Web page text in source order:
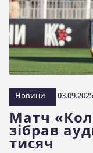
Новини 03.09.2025
Матч
зібрав
тисяч